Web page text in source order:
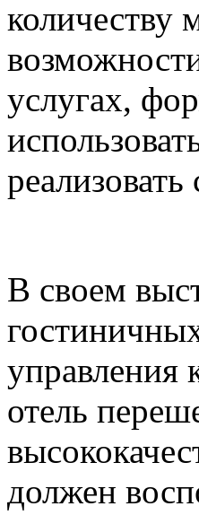
количеству
услугах,
В своем
управления
отель
должен